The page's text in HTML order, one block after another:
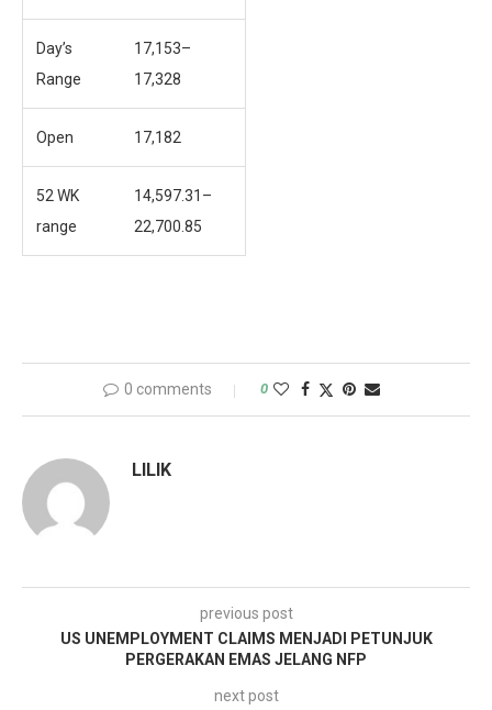
Day’s
Range
17,153–
17,328
Open 17,182
52 WK
range
14,597.31 –
22,700.85
0 comments 0
LILIK
previous post
US UNEMPLOYMENT CLAIMS MENJADI PETUNJUK
PERGERAKAN EMAS JELANG NFP
next post